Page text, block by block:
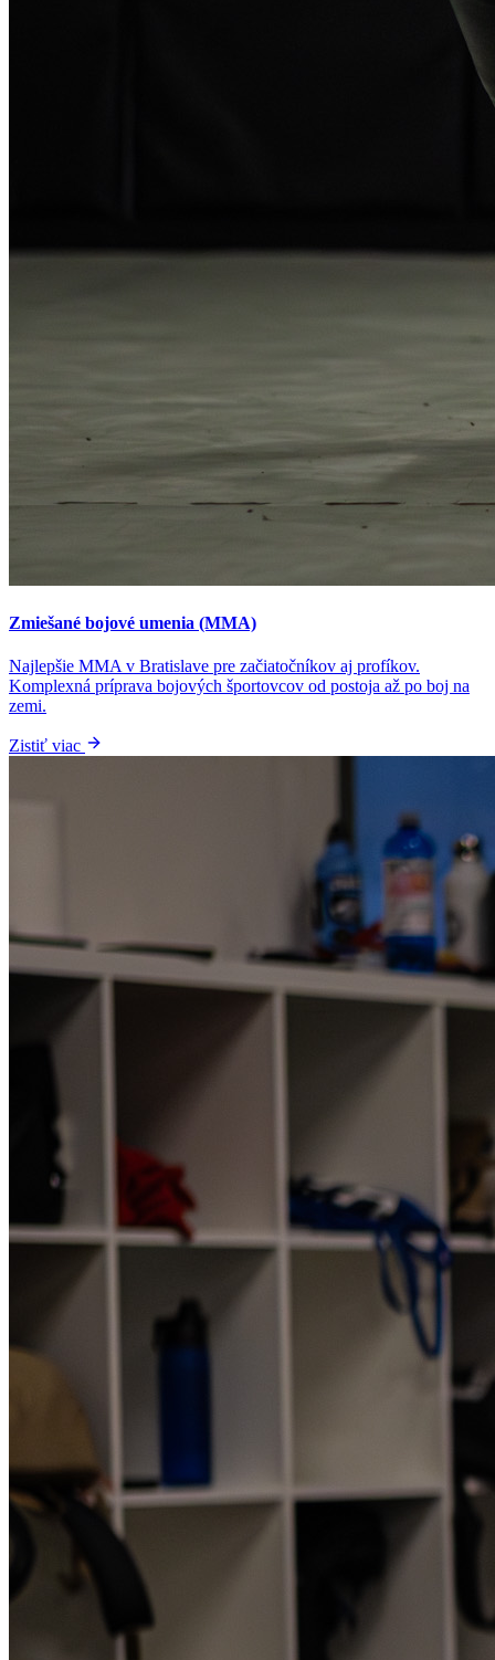
Zmiešané bojové umenia (MMA)
Najlepšie MMA v Bratislave pre začiatočníkov aj profíkov.
Komplexná príprava bojových športovcov od postoja až po boj na
zemi.
Zistiť viac